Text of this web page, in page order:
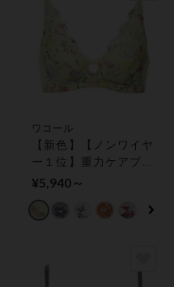
ワコール
【新色】【ノンワイヤ
ー１位】重力ケアブラ
レーシィ ３／４カッ
ブラ）
¥5,940～